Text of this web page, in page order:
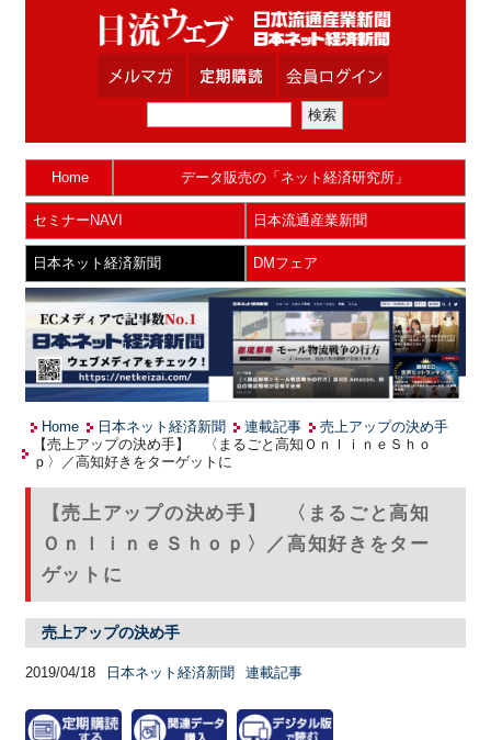
Home データ販売の「ネット経済研究所」
セミナーNAVI 日本流通産業新聞
日本ネット経済新聞 DMフェア
Home 日本ネット経済新聞 連載記事
売上アップの決め手
【売上アップの決め手】 〈まるごと高知ＯｎｌｉｎｅＳｈｏ
ｐ〉／高知好きをターゲットに
【売上アップの決め手】 〈まるごと高知
ＯｎｌｉｎｅＳｈｏｐ〉／高知好きをター
ゲットに
売上アップの決め手
2019/04/18 日本ネット経済新聞 連載記事